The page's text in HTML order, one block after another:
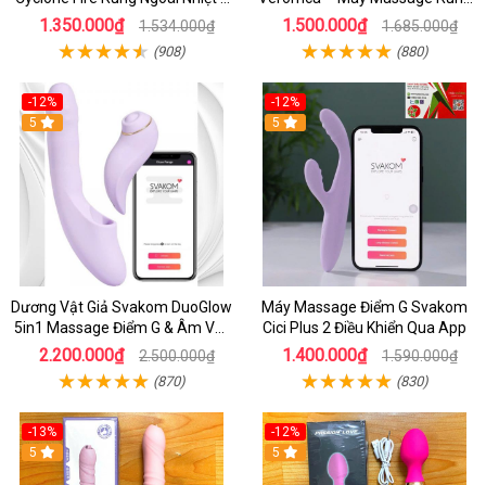
Chế Độ Silicon Cao Cấp
1.350.000₫ 1.534.000₫
(908)
Thụt, Bú Mút Âm Vật & Điểm G
Cao Cấp
1.500.000₫ 1.685.000₫
(880)
-12%
5
Dương Vật Giả Svakom DuoGlow
5in1 Massage Điểm G & Âm Vật
Điều Khiển App Thông Minh
2.200.000₫ 2.500.000₫
(870)
-12%
5
Máy Massage Điểm G Svakom
Cici Plus 2 Điều Khiển Qua App
1.400.000₫ 1.590.000₫
(830)
-13%
5
-12%
5